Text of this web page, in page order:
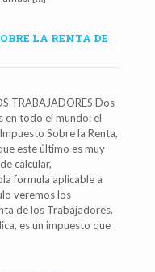
LA RENTA DE
TRABAJADORES Dos
en todo el mundo: el
Sobre la Renta,
este último es muy
calcular,
formula aplicable a
veremos los
de los Trabajadores.
es un impuesto que